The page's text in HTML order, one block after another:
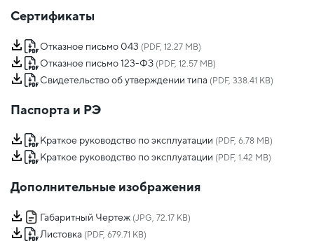
Сертификаты
Отказное письмо 043 (PDF, 12.27 MB)
Отказное письмо 123-ФЗ (PDF, 12.57 MB)
Свидетельство об утверждении типа (PDF, 338.41 KB)
Паспорта и РЭ
Краткое руководство по эксплуатации (PDF, 6.78 MB)
Краткое руководство по эксплуатации (PDF, 1.42 MB)
Дополнительные изображения
Габаритный Чертеж (JPG, 72.17 KB)
Листовка (PDF, 679.71 KB)